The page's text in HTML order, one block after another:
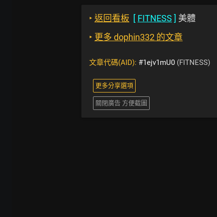
‣ 返回看板 [ FITNESS ] 美體
‣ 更多 dophin332 的文章
文章代碼(AID): #1ejv1mU0 (FITNESS)
更多分享選項
關閉廣告 方便截圖